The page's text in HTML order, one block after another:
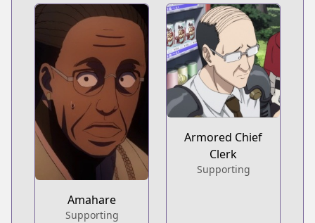
Amahare
Supporting
Armored Chief
Clerk
Supporting